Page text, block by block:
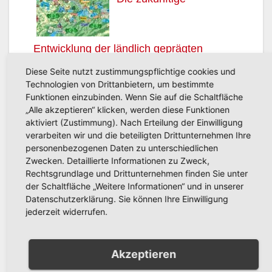
Entwicklung der ländlich geprägten
Ortsteile im Blick – DÖRFERKONZEPT
ARNSBERG gestartet
Beitragsnavigation
Verkehrsunfall mit
Personenschaden
in Neheim
Zeugen von
Weihnachtsschlägerei
in Bruchhausen
gesucht
Diese Seite nutzt zustimmungspflichtige cookies und
Technologien von Drittanbietern, um bestimmte
Funktionen einzubinden. Wenn Sie auf die Schaltfläche
„Alle akzeptieren“ klicken, werden diese Funktionen
aktiviert (Zustimmung). Nach Erteilung der Einwilligung
verarbeiten wir und die beteiligten Drittunternehmen Ihre
personenbezogenen Daten zu unterschiedlichen
Zwecken. Detaillierte Informationen zu Zweck,
Rechtsgrundlage und Drittunternehmen finden Sie unter
der Schaltfläche „Weitere Informationen“ und in unserer
Datenschutzerklärung. Sie können Ihre Einwilligung
jederzeit widerrufen.
Akzeptieren